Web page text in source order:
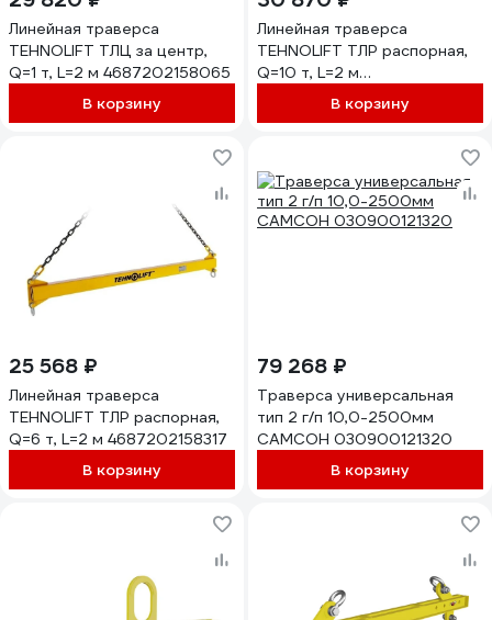
Линейная траверса
TEHNOLIFT ТЛЦ за центр,
Q=1 т, L=2 м 4687202158065
В корзину
Линейная траверса
TEHNOLIFT ТЛР распорная,
Q=10 т, L=2 м
4687202158355В корзину
25 568 ₽
Линейная траверса
TEHNOLIFT ТЛР распорная,
Q=6 т, L=2 м 4687202158317
В корзину
79 268 ₽
Траверса универсальная
тип 2 г/п 10,0-2500мм
САМСОН 030900121320
В корзину